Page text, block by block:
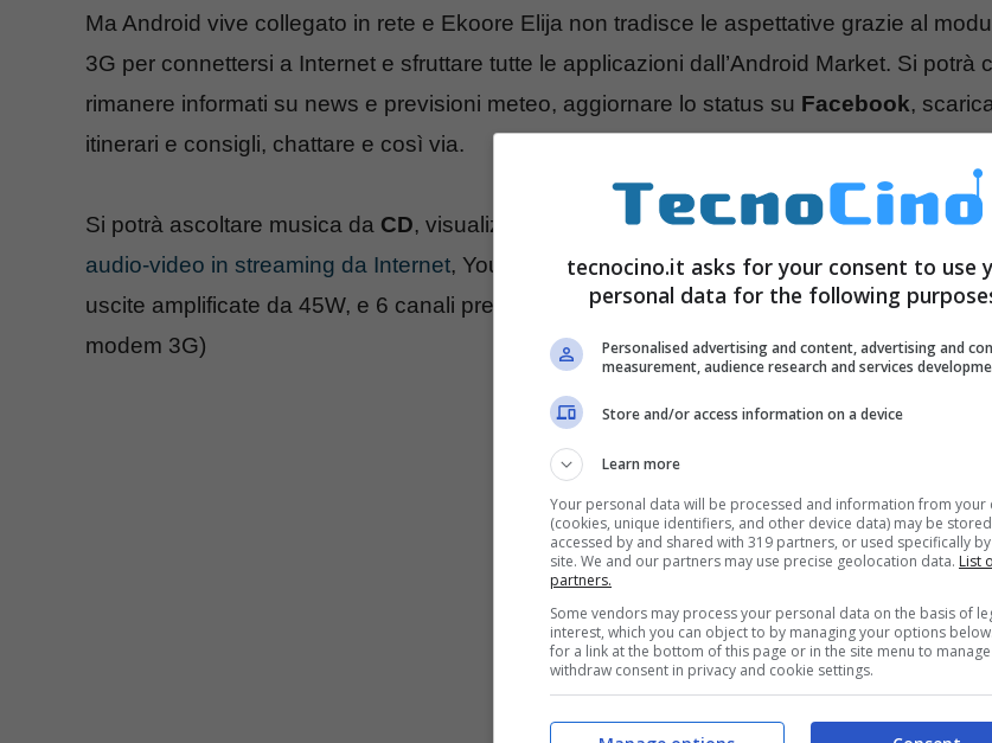
Ma Android vive collegato in rete e Ekoore Elija non tradisce le aspettative grazie al
3G per connettersi a Internet e sfruttare tutte le applicazioni dall’Android Market. Si potrà
rimanere informati su news e previsioni meteo, aggiornare lo status su Facebook,
itinerari e consigli, chattare e così via.
Si potrà ascoltare musica da CD, visualizzare video dal DVD oppure fruire dei contenuti
audio-video in streaming da Internet, Youtube compreso. E’ possibile contare su quattro
uscite amplificate da 45W, e 6 canali preout. Il
prezzodi vendita è di 489 euro (+80 euro
modem 3G)
tecnocino.it asks for your consent to use
personal data for the following
Personalised advertising and content, advertising and
measurement, audience research and services
Store and/or access information on a device
Learn more
Your personal data will be processed and information from your
(cookies, unique identifiers, and other device data) may be
accessed by and shared with 319 partners, or used specifically
site. We and our partners may use precise geolocation data. List
partners.
Some vendors may process your personal data on the basis of
interest, which you can object to by managing your options
for a link at the bottom of this page or in the site menu to
withdraw consent in privacy and cookie settings.